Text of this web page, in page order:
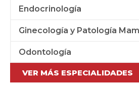
Endocrinología
Ginecología y Patología
Odontología
VER MÁS ESPECIALIDADES